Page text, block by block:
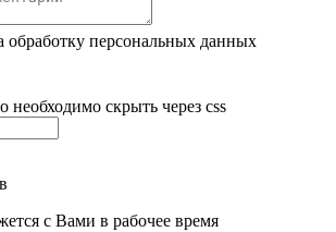
обработку персональных данных
необходимо скрыть через css
с Вами в рабочее время